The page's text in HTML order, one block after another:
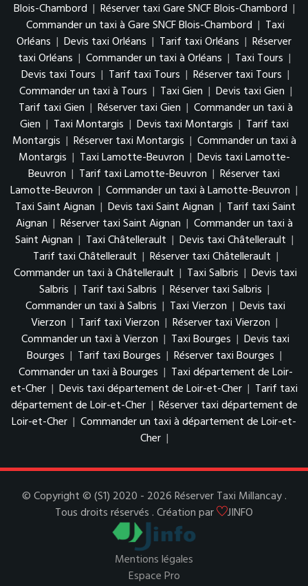
Blois-Chambord | Réserver taxi Gare SNCF Blois-Chambord |
Commander un taxi à Gare SNCF Blois-Chambord | Taxi
Orléans | Devis taxi Orléans | Tarif taxi Orléans | Réserver
taxi Orléans | Commander un taxi à Orléans | Taxi Tours |
Devis taxi Tours | Tarif taxi Tours | Réserver taxi Tours |
Commander un taxi à Tours | Taxi Gien | Devis taxi Gien |
Tarif taxi Gien | Réserver taxi Gien | Commander un taxi à
Gien | Taxi Montargis | Devis taxi Montargis | Tarif taxi
Montargis | Réserver taxi Montargis | Commander un taxi à
Montargis | Taxi Lamotte-Beuvron | Devis taxi Lamotte-
Beuvron | Tarif taxi Lamotte-Beuvron | Réserver taxi
Lamotte-Beuvron | Commander un taxi à Lamotte-Beuvron |
Taxi Saint Aignan | Devis taxi Saint Aignan | Tarif taxi Saint
Aignan | Réserver taxi Saint Aignan | Commander un taxi à
Saint Aignan | Taxi Châtellerault | Devis taxi Châtellerault |
Tarif taxi Châtellerault | Réserver taxi Châtellerault |
Commander un taxi à Châtellerault | Taxi Salbris | Devis taxi
Salbris | Tarif taxi Salbris | Réserver taxi Salbris |
Commander un taxi à Salbris | Taxi Vierzon | Devis taxi
Vierzon | Tarif taxi Vierzon | Réserver taxi Vierzon |
Commander un taxi à Vierzon | Taxi Bourges | Devis taxi
Bourges | Tarif taxi Bourges | Réserver taxi Bourges |
Commander un taxi à Bourges | Taxi département de Loir-
et-Cher | Devis taxi département de Loir-et-Cher | Tarif taxi
département de Loir-et-Cher | Réserver taxi département de
Loir-et-Cher | Commander un taxi à département de Loir-et-
Cher |
© Copyright © (S1) 2020 - 2026 Réserver Taxi Millancay .
Tous droits réservés . Création par
JINFO
Mentions légales
Espace Pro